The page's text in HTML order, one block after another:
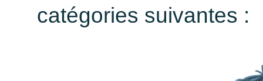
catégories suivantes :